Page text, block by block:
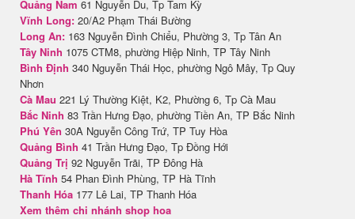
Quảng Nam 61 Nguyễn Du, Tp Tam Kỳ
Vĩnh Long: 20/A2 Phạm Thái Bường
Long An: 163 Nguyễn Đình Chiểu, Phường 3, Tp Tân An
Tây Ninh 1075 CTM8, phường Hiệp Ninh, TP Tây Ninh
Bình Định 340 Nguyễn Thái Học, phường Ngô Mây, Tp Quy
Nhơn
Cà Mau 221 Lý Thường Kiệt, K2, Phường 6, Tp Cà Mau
Bắc Ninh 83 Trần Hưng Đạo, phường Tiền An, TP Bắc Ninh
Phú Yên 30A Nguyễn Công Trứ, TP Tuy Hòa
Quảng Bình 41 Trần Hưng Đạo, Tp Đồng Hới
Quảng Trị 92 Nguyễn Trãi, TP Đông Hà
Hà Tĩnh 54 Phan Đình Phùng, TP Hà Tĩnh
Thanh Hóa 177 Lê Lai, TP Thanh Hóa
Xem thêm chi nhánh shop hoa